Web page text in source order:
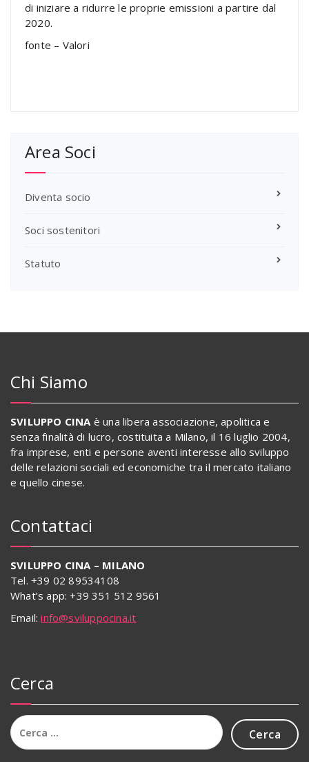
di iniziare a ridurre le proprie emissioni a partire dal
2020.
fonte – Valori
Area Soci
Diventa socio
Soci sostenitori
Statuto
Chi Siamo
SVILUPPO CINAè una libera associazione, apolitica e
senza finalità di lucro, costituita a Milano, il 16 luglio 2004,
fra imprese, enti e persone aventi interesse allo sviluppo
delle relazioni sociali ed economiche tra il mercato italiano
e quello cinese.
Contattaci
SVILUPPO CINA – MILANO
Tel. +39 02 89534108
What’s app: +39 351 512 9561
Email:info@sviluppocina.it
Cerca
Ricerca
per: